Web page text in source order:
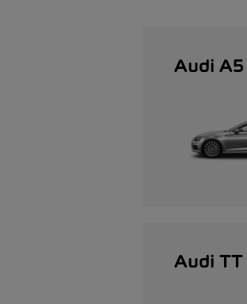
Audi A5
Audi TT